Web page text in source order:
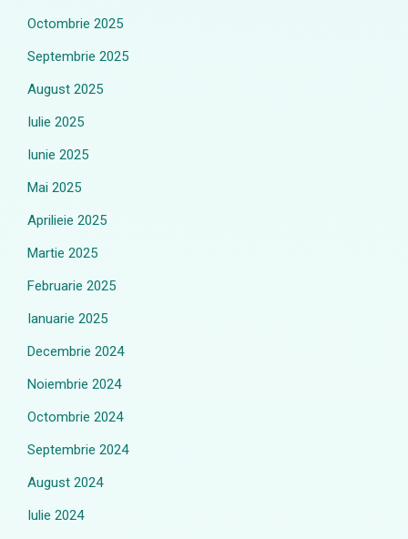
Octombrie 2025
Septembrie 2025
August 2025
Iulie 2025
Iunie 2025
Mai 2025
Aprilieie 2025
Martie 2025
Februarie 2025
Ianuarie 2025
Decembrie 2024
Noiembrie 2024
Octombrie 2024
Septembrie 2024
August 2024
Iulie 2024